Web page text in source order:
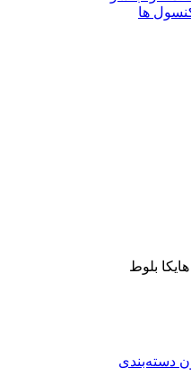
ها
بلوط
دسته‌بندی